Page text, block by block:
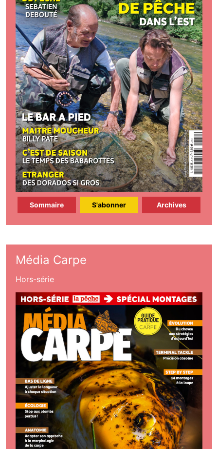
Sommaire S'abonner Archives
Média Carpe
Hors-série